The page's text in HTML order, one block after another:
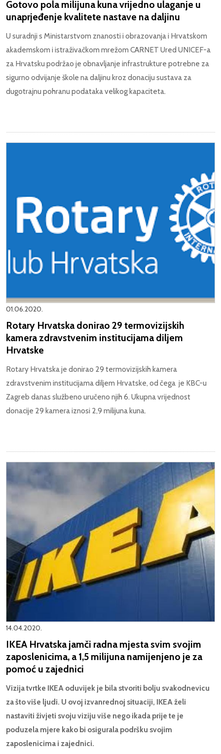
Gotovo pola milijuna kuna vrijedno ulaganje u
unaprjeđenje kvalitete nastave na daljinu
U suradnji s Ministarstvom znanosti i obrazovanja i Hrvatskom
akademskom i istraživačkom mrežom CARNET Ured UNICEF-a
za Hrvatsku podržao je obnavljanje infrastrukture potrebne za
sigurno odvijanje škole na daljinu kroz donaciju sustava za
dugotrajnu pohranu podataka velikog kapaciteta.
01.06.2020.
Rotary Hrvatska donirao 29 termovizijskih
kamera zdravstvenim institucijama diljem
Hrvatske
Rotary Hrvatska je donirao 29 termovizijskih kamera
zdravstvenim institucijama diljem Hrvatske, od čega je KBC-u
Zagreb danas službeno uručeno njih 6. Ukupna vrijednost
donacije 29 kamera iznosi 2,9 milijuna kuna.
14.04.2020.
IKEA Hrvatska jamči radna mjesta svim svojim
zaposlenicima, a 1,5 milijuna namijenjeno je za
pomoć u zajednici
Vizija tvrtke IKEA oduvijek je bila stvoriti bolju svakodnevicu
za što više ljudi. U ovoj izvanrednoj situaciji, IKEA želi
nastaviti živjeti svoju viziju više nego ikada prije te je
poduzela mjere kako bi osigurala podršku svojim
zaposlenicima i zajednici.